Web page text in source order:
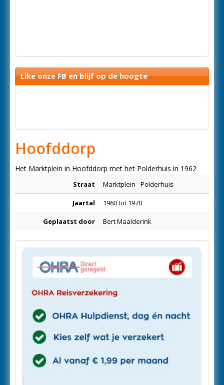
Like onze FB en blijf op de hoogte
Hoofddorp
Het Marktplein in Hoofddorp met het Polderhuis in 1962
Straat Marktplein - Polderhuis
Jaartal 1960 tot 1970
Geplaatst door Bert Maalderink